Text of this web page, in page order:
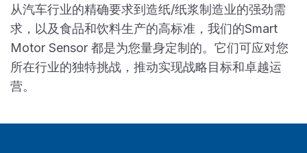
从汽车行业的精确要求到造纸/纸浆制造业的强劲需
求，以及食品和饮料生产的高标准，我们的Smart
Motor Sensor 都是为您量身定制的。它们可应对您
所在行业的独特挑战，推动实现战略目标和卓越运
营。